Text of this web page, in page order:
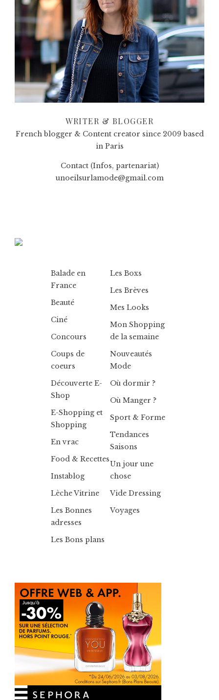
WRITER & BLOGGER
French blogger & Content creator since 2009 based
in Paris
Contact (Infos, partenariat)
unoeilsurlamode@gmail.com
Balade en
France
Beauté
Ciné
Concours
Coups de
coeurs
Découverte E-
Shop
E-Shopping et
Shopping
En vrac
Food & Recettes
Instablog
Lèche Vitrine
Les Bonnes
adresses
Les Bons plans
Les Boxs
Les Brèves
Mes Looks
Mon Shopping
de la semaine
Nouveautés
Mode
Où dormir ?
Où Manger ?
Sport & Forme
Tendances
Saisons
Un jour une
chose
Vide Dressing
Voyages